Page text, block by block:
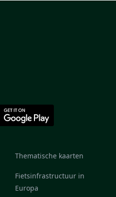
Thematische kaarten
Fietsinfrastructuur in
Europa